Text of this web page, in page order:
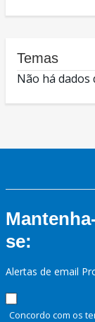
Temas
Não há dados
se:
Alertas de email
Concordo com os